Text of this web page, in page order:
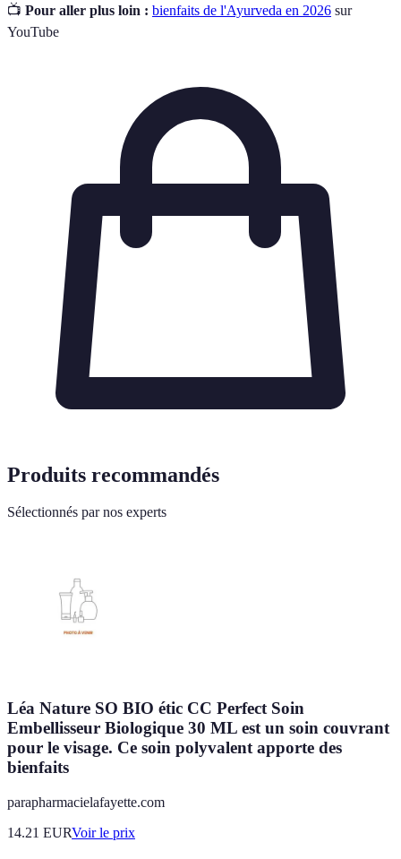
📺 Pour aller plus loin : bienfaits de l'Ayurveda en 2026 sur
YouTube
Produits recommandés
Sélectionnés par nos experts
Léa Nature SO BIO étic CC Perfect Soin
Embellisseur Biologique 30 ML est un soin couvrant
pour le visage. Ce soin polyvalent apporte des
bienfaits
parapharmacielafayette.com
14.21 EURVoir le prix